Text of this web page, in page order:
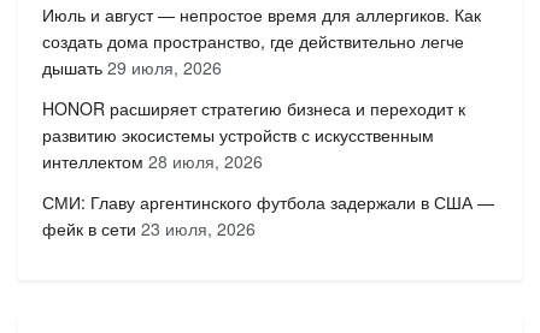
Июль и август — непростое время для аллергиков. Как
создать дома пространство, где действительно легче
дышать 29 июля, 2026
HONOR расширяет стратегию бизнеса и переходит к
развитию экосистемы устройств с искусственным
интеллектом 28 июля, 2026
СМИ: Главу аргентинского футбола задержали в США —
фейк в сети 23 июля, 2026